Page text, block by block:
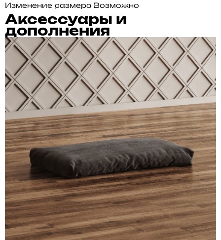
Изменение размера Возможно
Аксессуары и
дополнения